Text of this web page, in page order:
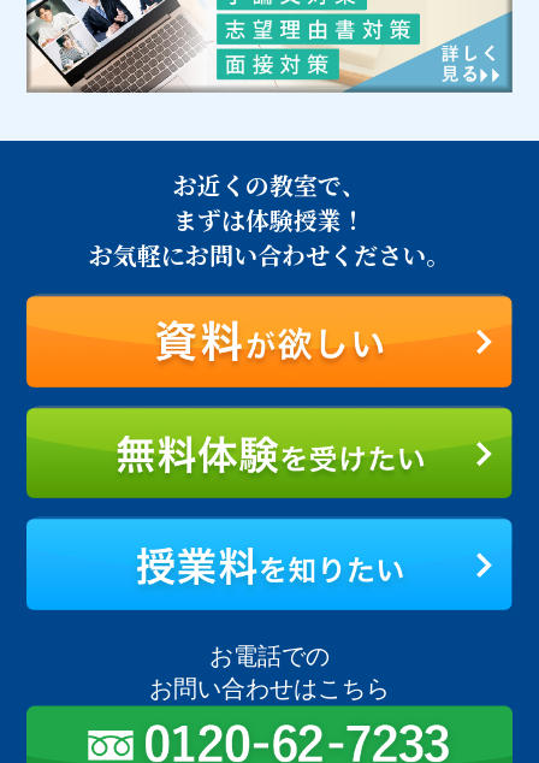
お近くの教室で、
まずは体験授業！
お気軽にお問い合わせください。
お電話での
お問い合わせはこちら